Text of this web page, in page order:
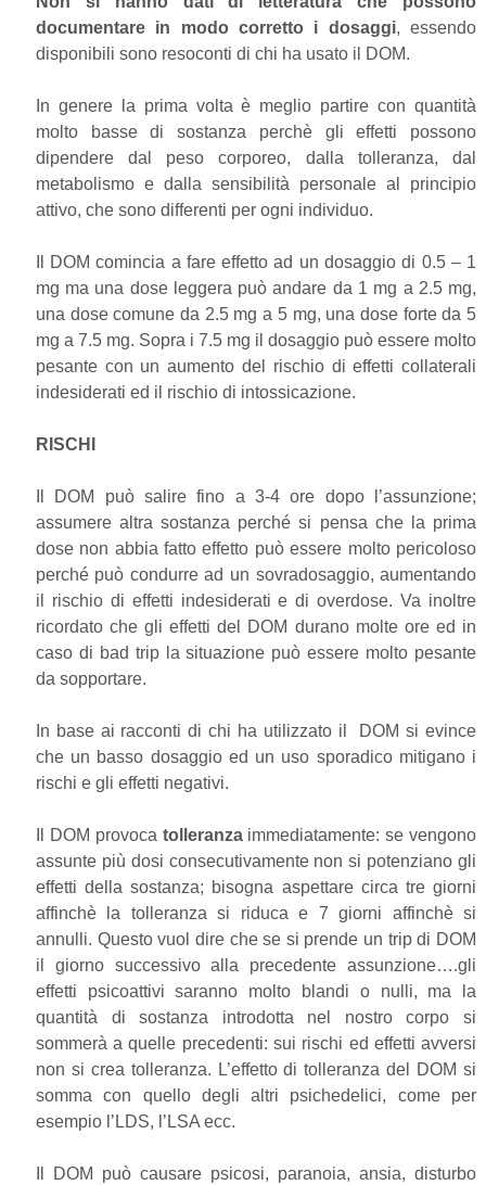
documentare in modo corretto i dosaggi, essendo
disponibili sono resoconti di chi ha usato il DOM.
In genere la prima volta è meglio partire con quantità
molto basse di sostanza perchè gli effetti possono
dipendere dal peso corporeo, dalla tolleranza, dal
metabolismo e dalla sensibilità personale al principio
attivo, che sono differenti per ogni individuo.
Il DOM comincia a fare effetto ad un dosaggio di 0.5 – 1
mg ma una dose leggera può andare da 1 mg a 2.5 mg,
una dose comune da 2.5 mg a 5 mg, una dose forte da 5
mg a 7.5 mg. Sopra i 7.5 mg il dosaggio può essere molto
pesante con un aumento del rischio di effetti collaterali
indesiderati ed il rischio di intossicazione.
RISCHI
Il DOM può salire fino a 3-4 ore dopo l’assunzione;
assumere altra sostanza perché si pensa che la prima
dose non abbia fatto effetto può essere molto pericoloso
perché può condurre ad un sovradosaggio, aumentando
il rischio di effetti indesiderati e di overdose. Va inoltre
ricordato che gli effetti del DOM durano molte ore ed in
caso di bad trip la situazione può essere molto pesante
da sopportare.
In base ai racconti di chi ha utilizzato il DOM si evince
che un basso dosaggio ed un uso sporadico mitigano i
rischi e gli effetti negativi.
Il DOM provoca tolleranzaimmediatamente: se vengono
assunte più dosi consecutivamente non si potenziano gli
effetti della sostanza; bisogna aspettare circa tre giorni
affinchè la tolleranza si riduca e 7 giorni affinchè si
annulli. Questo vuol dire che se si prende un trip di DOM
il giorno successivo alla precedente assunzione….gli
effetti psicoattivi saranno molto blandi o nulli, ma la
quantità di sostanza introdotta nel nostro corpo si
sommerà a quelle precedenti: sui rischi ed effetti avversi
non si crea tolleranza. L’effetto di tolleranza del DOM si
somma con quello degli altri psichedelici, come per
esempio l’LDS, l’LSA ecc.
Il DOM può causare psicosi, paranoia, ansia, disturbo